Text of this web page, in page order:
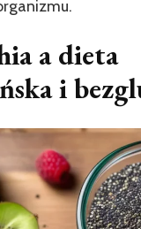
a dieta
i